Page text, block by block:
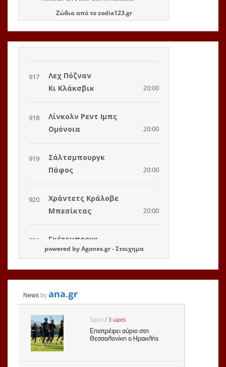
Ζώδιααπό τοzodia123.gr
powered byAgones.gr-Στοιχημα